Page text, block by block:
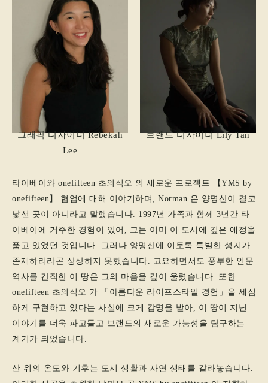
그래픽 디자이너 Rebekah
Lee
브랜드 디자이너 Lily Tan
타이베이와 onefifteen 초의식오 의 새로운 프로젝트 【YMS by
onefifteen】 협업에 대해 이야기하며, Norman 은 양명산이 결코
낯선 곳이 아니라고 말했습니다. 1997년 가족과 함께 3년간 타
이베이에 거주한 경험이 있어, 그는 이미 이 도시에 깊은 애정을
품고 있었던 것입니다. 그러나 양명산에 이토록 특별한 성지가
존재하리라곤 상상하지 못했습니다. 고요하면서도 풍부한 인문
역사를 간직한 이 땅은 그의 마음을 깊이 울렸습니다. 또한
onefifteen 초의식오 가 「아름다운 라이프스타일 경험」을 세심
하게 구현하고 있다는 사실에 크게 감명을 받아, 이 땅이 지닌
이야기를 더욱 파고들고 브랜드의 새로운 가능성을 탐구하는
계기가 되었습니다.
산 위의 온도와 기후는 도시 생활과 자연 생태를 갈라놓습니다.